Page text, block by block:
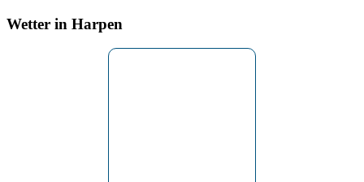
Wetter in Harpen